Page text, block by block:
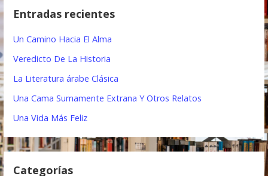
a
ó
n
d
Entradas recientes
Un Camino Hacia El Alma
Veredicto De La Historia
La Literatura árabe Clásica
Una Cama Sumamente Extrana Y Otros Relatos
Una Vida Más Feliz
Categorías